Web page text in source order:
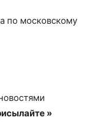
по московскому
»